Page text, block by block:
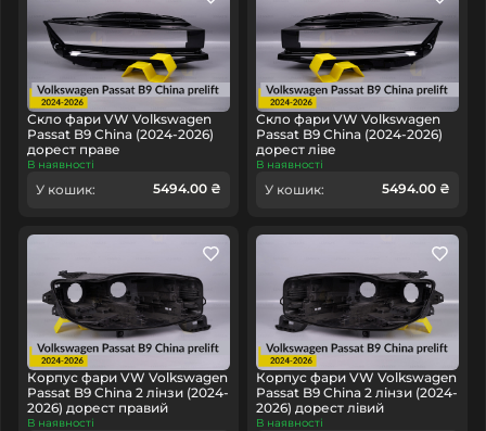
Скло фари VW Volkswagen
Passat B9 China (2024-2026)
дорест праве
В наявності
У кошик: 5494.00 ₴
Скло фари VW Volkswagen
Passat B9 China (2024-2026)
дорест ліве
В наявності
У кошик: 5494.00 ₴
Корпус фари VW Volkswagen
Passat B9 China 2 лінзи (2024-
2026) дорест правий
В наявності
Корпус фари VW Volkswagen
Passat B9 China 2 лінзи (2024-
2026) дорест лівий
В наявності